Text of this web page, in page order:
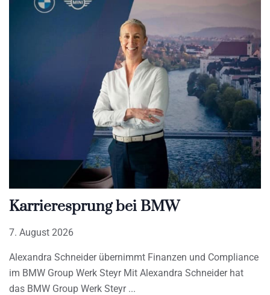
Karrieresprung bei BMW
7. August 2026
Alexandra Schneider übernimmt Finanzen und Compliance
im BMW Group Werk Steyr Mit Alexandra Schneider hat
das BMW Group Werk Steyr